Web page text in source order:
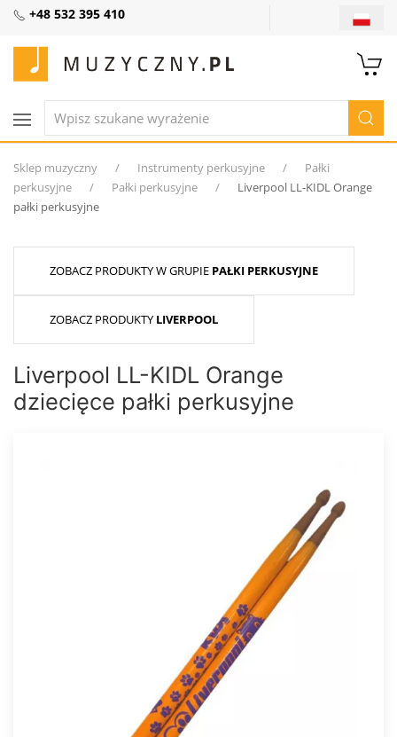
+48 532 395 410
Sklep muzyczny Instrumenty perkusyjne
Pałki
perkusyjne
Pałki perkusyjne
Liverpool LL-KIDL Orange
pałki perkusyjne
ZOBACZ PRODUKTY W GRUPIE PAŁKI PERKUSYJNE
ZOBACZ PRODUKTY LIVERPOOL
Liverpool LL-KIDL Orange
dziecięce pałki perkusyjne